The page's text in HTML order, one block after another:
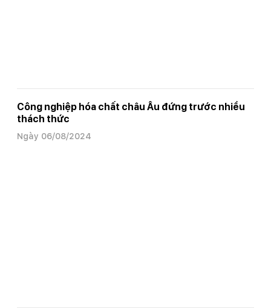
Công nghiệp hóa chất châu Âu đứng trước nhiều
thách thức
Ngày 06/08/2024